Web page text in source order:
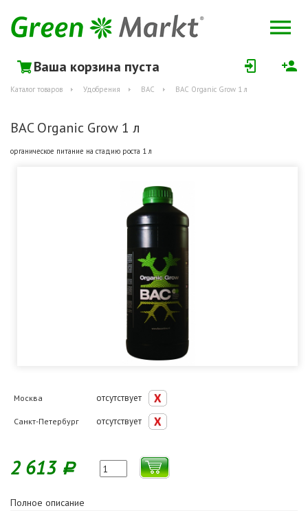
Ваша корзина пуста
Каталог товаров Удобрения BAC BAC Organic Grow 1 л
BAC Organic Grow 1 л
органическое питание на стадию роста 1 л
Москва отсутствует
Санкт-Петербург отсутствует
2 613 Р
Полное описание